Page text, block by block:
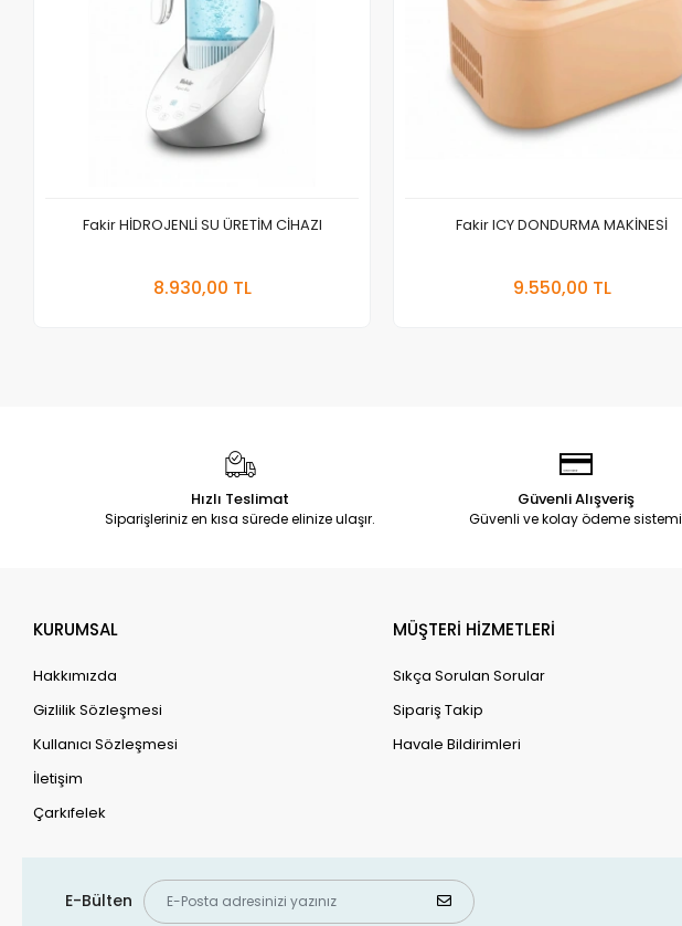
Fakir HİDROJENLİ SU ÜRETİM CİHAZI
8.930,00 TL
Fakir ICY DONDURMA MAKİNESİ
9.550,00 TL
Hızlı Teslimat
Siparişleriniz en kısa sürede elinize ulaşır.
Güvenli Alışveriş
Güvenli ve kolay ödeme sistemi
KURUMSAL
Hakkımızda
Gizlilik Sözleşmesi
Kullanıcı Sözleşmesi
İletişim
Çarkıfelek
MÜŞTERİ HİZMETLERİ
Sıkça Sorulan Sorular
Sipariş Takip
Havale Bildirimleri
E-Bülten